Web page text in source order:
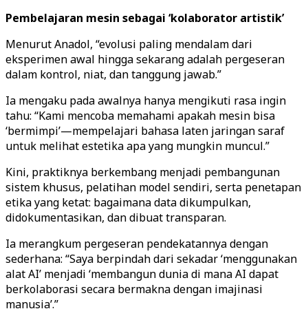
Pembelajaran mesin sebagai ‘kolaborator artistik’
Menurut Anadol, “evolusi paling mendalam dari
eksperimen awal hingga sekarang adalah pergeseran
dalam kontrol, niat, dan tanggung jawab.”
Ia mengaku pada awalnya hanya mengikuti rasa ingin
tahu: “Kami mencoba memahami apakah mesin bisa
‘bermimpi’—mempelajari bahasa laten jaringan saraf
untuk melihat estetika apa yang mungkin muncul.”
Kini, praktiknya berkembang menjadi pembangunan
sistem khusus, pelatihan model sendiri, serta penetapan
etika yang ketat: bagaimana data dikumpulkan,
didokumentasikan, dan dibuat transparan.
Ia merangkum pergeseran pendekatannya dengan
sederhana: “Saya berpindah dari sekadar ‘menggunakan
alat AI’ menjadi ‘membangun dunia di mana AI dapat
berkolaborasi secara bermakna dengan imajinasi
manusia’.”